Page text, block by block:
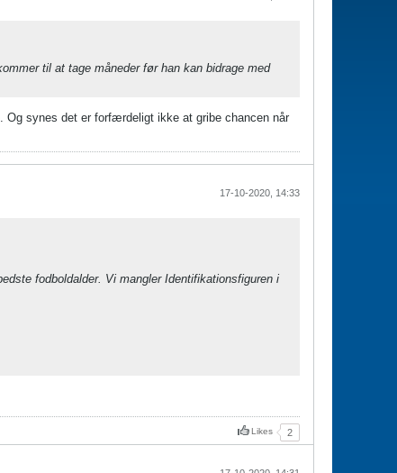
til at tage måneder før han kan bidrage med
Og synes det er forfærdeligt ikke at gribe chancen når
17-10-2020, 14:33
fodboldalder. Vi mangler Identifikationsfiguren i
Likes 2